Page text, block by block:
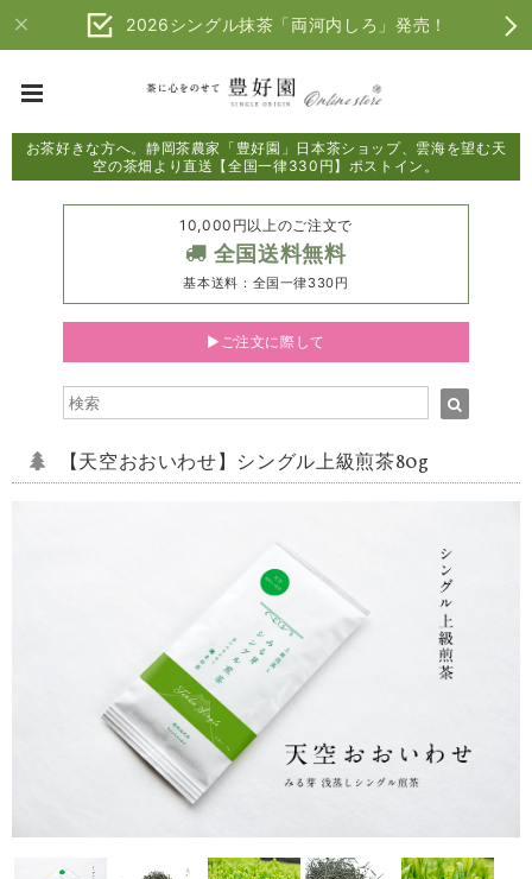
2026シングル抹茶「両河内しろ」発売！
お茶好きな方へ。静岡茶農家「豊好園」日本茶ショップ、雲海を望む天
空の茶畑より直送【全国一律330円】ポストイン。
10,000円以上のご注文で
全国送料無料
基本送料：全国一律330円
▶ご注文に際して
【天空おおいわせ】シングル上級煎茶80g